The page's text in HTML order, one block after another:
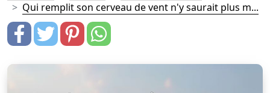
Qui remplit son cerveau de vent n'y saurait plus m...